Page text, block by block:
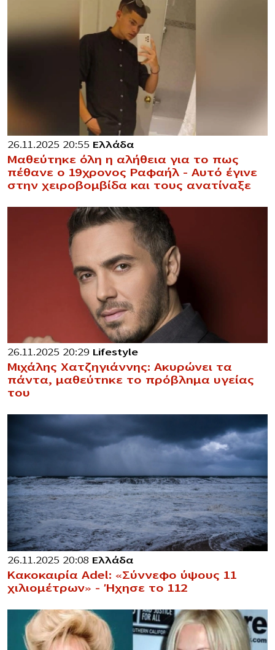
26.11.2025 20:55 Ελλάδα
Μαθεύτηκε όλη η αλήθεια για το πως
πέθανε ο 19χρονος Ραφαήλ – Αυτό έγινε
στην χειροβομβίδα και τους ανατίναξε
26.11.2025 20:29 Lifestyle
Μιχάλης Χατζηγιάννης: Ακυρώνει τα
πάντα, μαθεύτnκε το πρόβλnμα υγείας
του
26.11.2025 20:08 Ελλάδα
Κακοκαιρία Adel: «Σύννεφο ύψους 11
χιλιομέτρων» – Ήχησε το 112